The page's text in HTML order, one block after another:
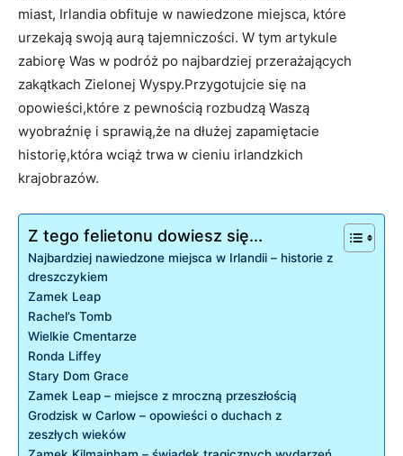
miast,‌ Irlandia ‌obfituje w nawiedzone miejsca, które
urzekają swoją aurą tajemniczości. W tym⁤ artykule
zabiorę Was‌ w​ podróż po najbardziej przerażających
zakątkach Zielonej‌ Wyspy.Przygotujcie się‌ na
opowieści,które z ⁤pewnością rozbudzą Waszą‌
wyobraźnię i sprawią,że na dłużej zapamiętacie
⁤historię,która wciąż ⁣trwa w cieniu irlandzkich
krajobrazów.
Z tego felietonu dowiesz się...
Najbardziej nawiedzone miejsca w Irlandii – historie z​
dreszczykiem
Zamek Leap
Rachel’s Tomb
Wielkie Cmentarze
Ronda Liffey
Stary Dom Grace
Zamek ‍Leap ‍– miejsce⁤ z ⁢mroczną przeszłością
Grodzisk‍ w‌ Carlow – opowieści o duchach z
zeszłych ​wieków